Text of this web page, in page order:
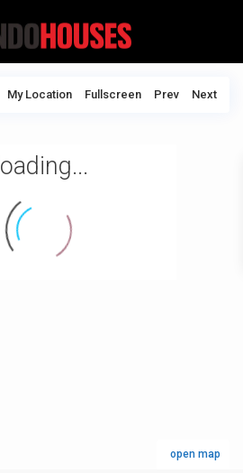
loading...
open map
My Location Fullscreen Prev Next